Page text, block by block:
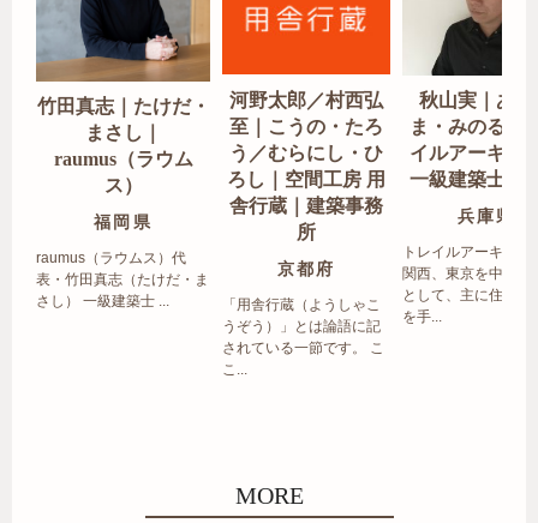
竹田真志｜たけだ・
まさし｜
raumus（ラウム
ス）
福岡県
raumus（ラウムス）代
表・竹田真志（たけだ・ま
さし） 一級建築士 ...
河野太郎／村西弘
至｜こうの・たろ
う／むらにし・ひ
ろし｜空間工房 用
舎行蔵｜建築事務
所
京都府
「用舎行蔵（ようしゃこ
うぞう）」とは論語に記
されている一節です。 こ
こ...
秋山実｜あき
ま・みのる｜
イルアーキテ
一級建築士事
兵庫県
トレイルアーキテク
関西、東京を中心エ
として、主に住宅の
を手...
MORE